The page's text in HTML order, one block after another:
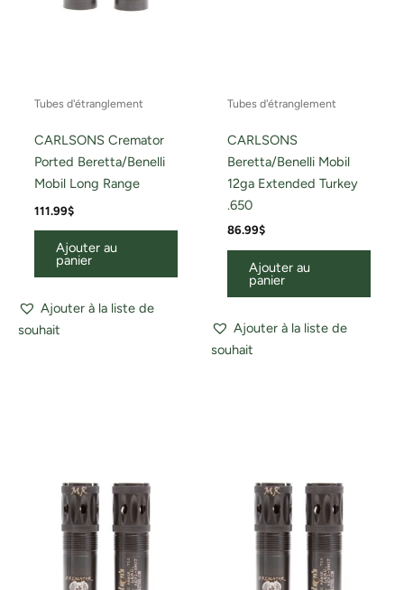
Tubes d'étranglement
CARLSONS Cremator
Ported Beretta/Benelli
Mobil Long Range
111.99$
Ajouter au
panier
Ajouter à la liste de
souhait
Tubes d'étranglement
CARLSONS
Beretta/Benelli Mobil
12ga Extended Turkey
.650
86.99$
Ajouter au
panier
Ajouter à la liste de
souhait